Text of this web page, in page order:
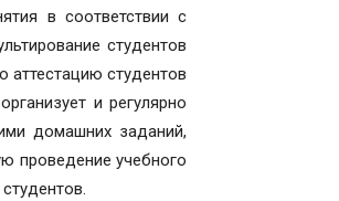
в соответствии с
студентов
студентов
и регулярно
домашних заданий,
проведение учебного